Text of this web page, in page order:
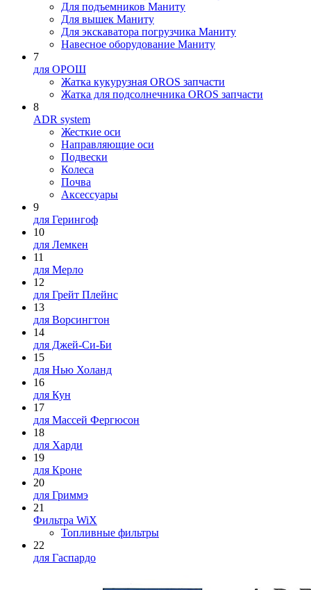
Для подъемников Маниту
Для вышек Маниту
Для экскаватора погрузчика Маниту
Навесное оборудование Маниту
7
для ОРОШ
Жатка кукурузная OROS запчасти
Жатка для подсолнечника OROS запчасти
8
ADR system
Жесткие оси
Направляющие оси
Подвески
Колеса
Почва
Аксессуары
9
для Герингоф
10
для Лемкен
11
для Мерло
12
для Грейт Плейнс
13
для Ворсингтон
14
для Джей-Си-Би
15
для Нью Холанд
16
для Кун
17
для Массей Фергюсон
18
для Харди
19
для Кроне
20
для Гриммэ
21
Фильтра WiX
Топливные фильтры
22
для Гаспардо